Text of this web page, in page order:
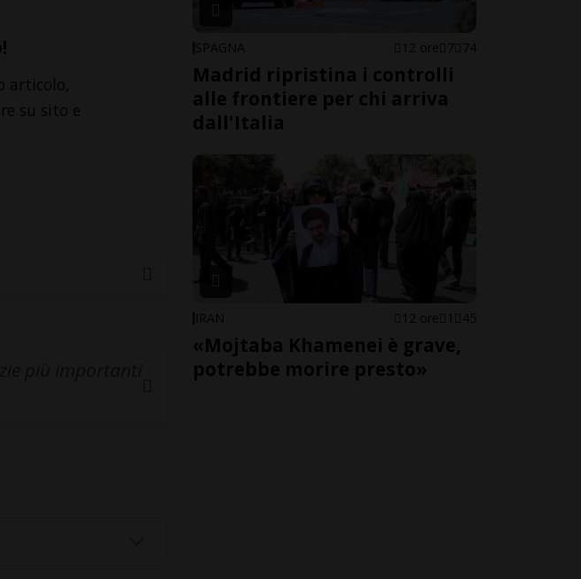
articolo,
su sito e
SPAGNA 12 ore 7 74
Madrid ripristina i controlli
alle frontiere per chi arriva
dall'Italia
IRAN 12 ore 1 45
«Mojtaba Khamenei è grave,
potrebbe morire presto»